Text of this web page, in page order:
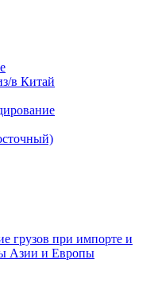
в Китай
грузов при импорте и
Азии и Европы